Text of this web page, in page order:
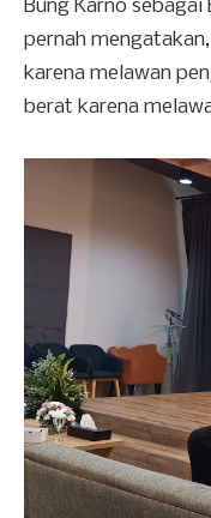
Bung Karno sebagai
pernah
karena melawan
berat karena